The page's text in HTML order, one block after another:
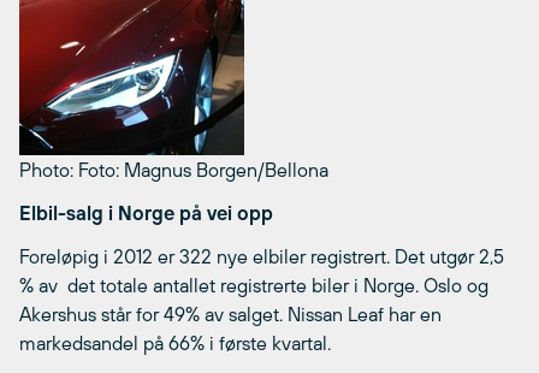
Photo: Foto: Magnus Borgen/Bellona
Elbil-salg i Norge på vei opp
Foreløpig i 2012 er 322 nye elbiler registrert. Det utgør 2,5
% av det totale antallet registrerte biler i Norge. Oslo og
Akershus står for 49% av salget. Nissan Leaf har en
markedsandel på 66% i første kvartal.